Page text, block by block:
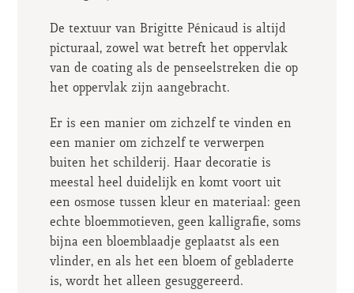
De textuur van Brigitte Pénicaud is altijd
picturaal, zowel wat betreft het oppervlak
van de coating als de penseelstreken die op
het oppervlak zijn aangebracht.
Er is een manier om zichzelf te vinden en
een manier om zichzelf te verwerpen
buiten het schilderij. Haar decoratie is
meestal heel duidelijk en komt voort uit
een osmose tussen kleur en materiaal: geen
echte bloemmotieven, geen kalligrafie, soms
bijna een bloemblaadje geplaatst als een
vlinder, en als het een bloem of gebladerte
is, wordt het alleen gesuggereerd.